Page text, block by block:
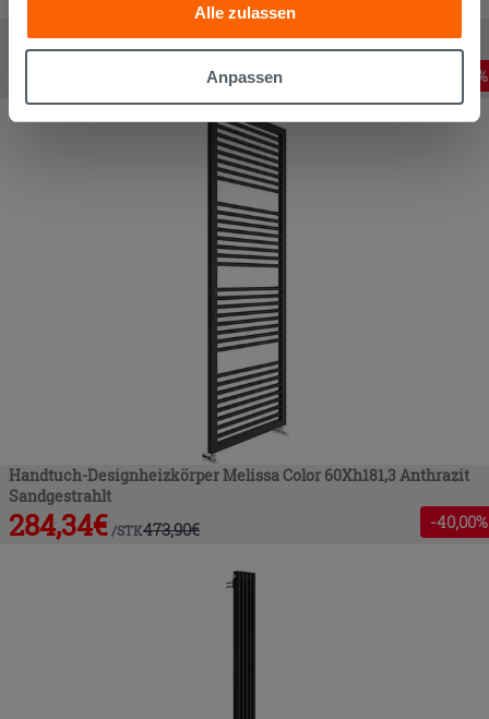
die sie aufgrund Ihrer Verwendung ihrer Dienste
gesammelt haben, kombinieren. Falls Sie mehr wissen
möchten oder Ihre Zustimmung zu allen oder einigen
Zustimmung kann durch Klicken auf die Schaltfläche
„Cookies akzeptieren“ gegeben werden. Wenn Sie auf
die Schaltfläche "X" klicken, können Sie das Surfen erst
nach der Installation der technischen Cookies fortsetzen.
Alle zulassen
Anpassen
Sandgestrahlt
,00%
Handtuch-Designheizkörper Melissa Color 60Xh181,3 Anthrazit
Sandgestrahlt
284,34€ /STK473,90€ -40,00%